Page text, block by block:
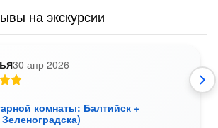
на экскурсии
30 апр 2026
комнаты: Балтийск +